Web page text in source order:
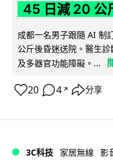
45 日減 20 公
成都一名男子跟隨 AI 制
公斤後昏迷送院。醫生
及多器官功能障礙。...
20 4 ↗ 分享
3C科技 家居無線 影